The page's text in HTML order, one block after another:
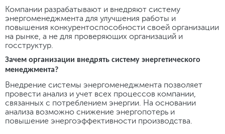
Компании разрабатывают и внедряют систему
энергоменеджмента для улучшения работы и
повышения конкурентоспособности своей организации
на рынке, а не для проверяющих организаций и
госструктур.
Зачем организации внедрять систему энергетического
менеджмента?
Внедрение системы энергоменеджмента позволяет
провести анализ и учет всех процессов компании,
связанных с потреблением энергии. На основании
анализа возможно снижение энергопотерь и
повышение энергоэффективности производства.